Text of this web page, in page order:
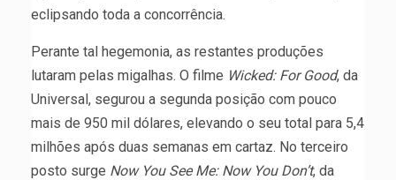
eclipsando toda a concorrência.
Perante tal hegemonia, as restantes produções
lutaram pelas migalhas. O filme Wicked: For Good, da
Universal, segurou a segunda posição com pouco
mais de 950 mil dólares, elevando o seu total para 5,4
milhões após duas semanas em cartaz. No terceiro
posto surge Now You See Me: Now You Don’t, da